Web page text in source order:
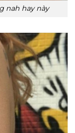
nah hay này